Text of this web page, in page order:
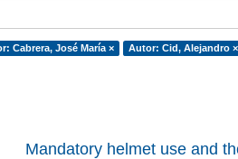
Cabrera, José María × Autor: Cid, Alejandro ×
Mandatory helmet use and